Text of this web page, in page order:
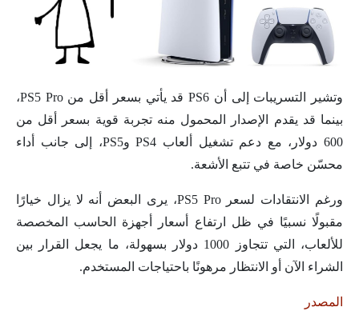
وتشير التسريبات إلى أن PS6 قد يأتي بسعر أقل من PS5 Pro،
بينما قد يقدم الإصدار المحمول منه تجربة قوية بسعر أقل من
600 دولار، مع دعم تشغيل ألعاب PS4 وPS5، إلى جانب أداء
محسّن خاصة في تتبع الأشعة.
ورغم الانتقادات لسعر PS5 Pro، يرى البعض أنه لا يزال خيارًا
مقبولًا نسبيًا في ظل ارتفاع أسعار أجهزة الحاسب المخصصة
للألعاب، التي تتجاوز 1000 دولار بسهولة، ما يجعل القرار بين
الشراء الآن أو الانتظار مرهونًا باحتياجات المستخدم.
المصدر